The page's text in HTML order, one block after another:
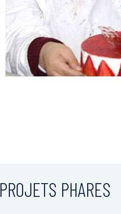
PROJETS PHARES